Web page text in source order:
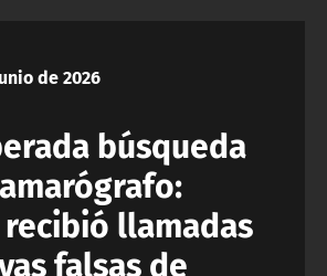
de 2026
búsqueda
llamadas
falsas de